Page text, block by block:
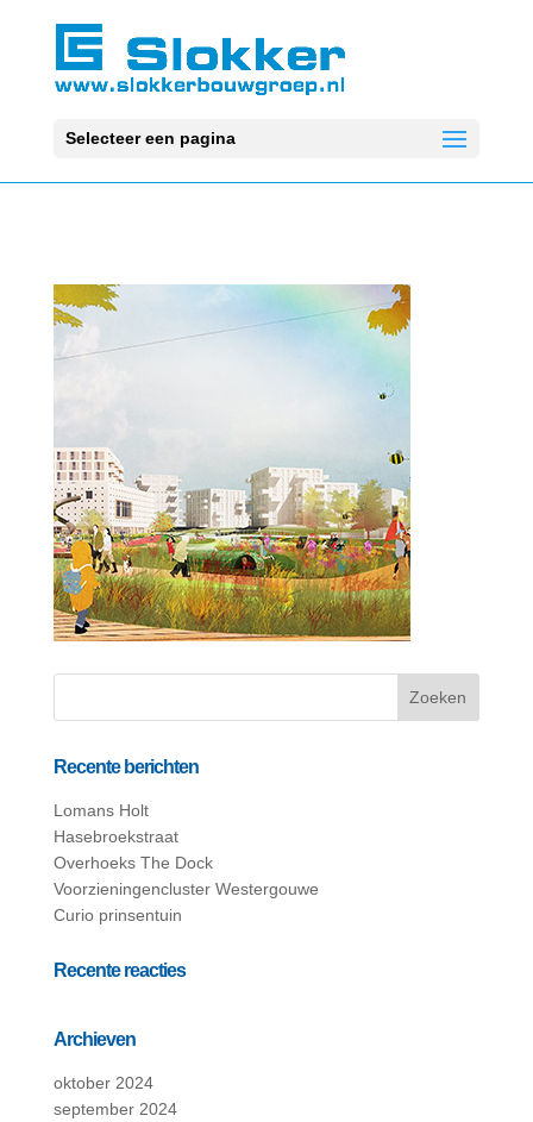
Selecteer een pagina
Recente berichten
Lomans Holt
Hasebroekstraat
Overhoeks The Dock
Voorzieningencluster Westergouwe
Curio prinsentuin
Recente reacties
Archieven
oktober 2024
september 2024